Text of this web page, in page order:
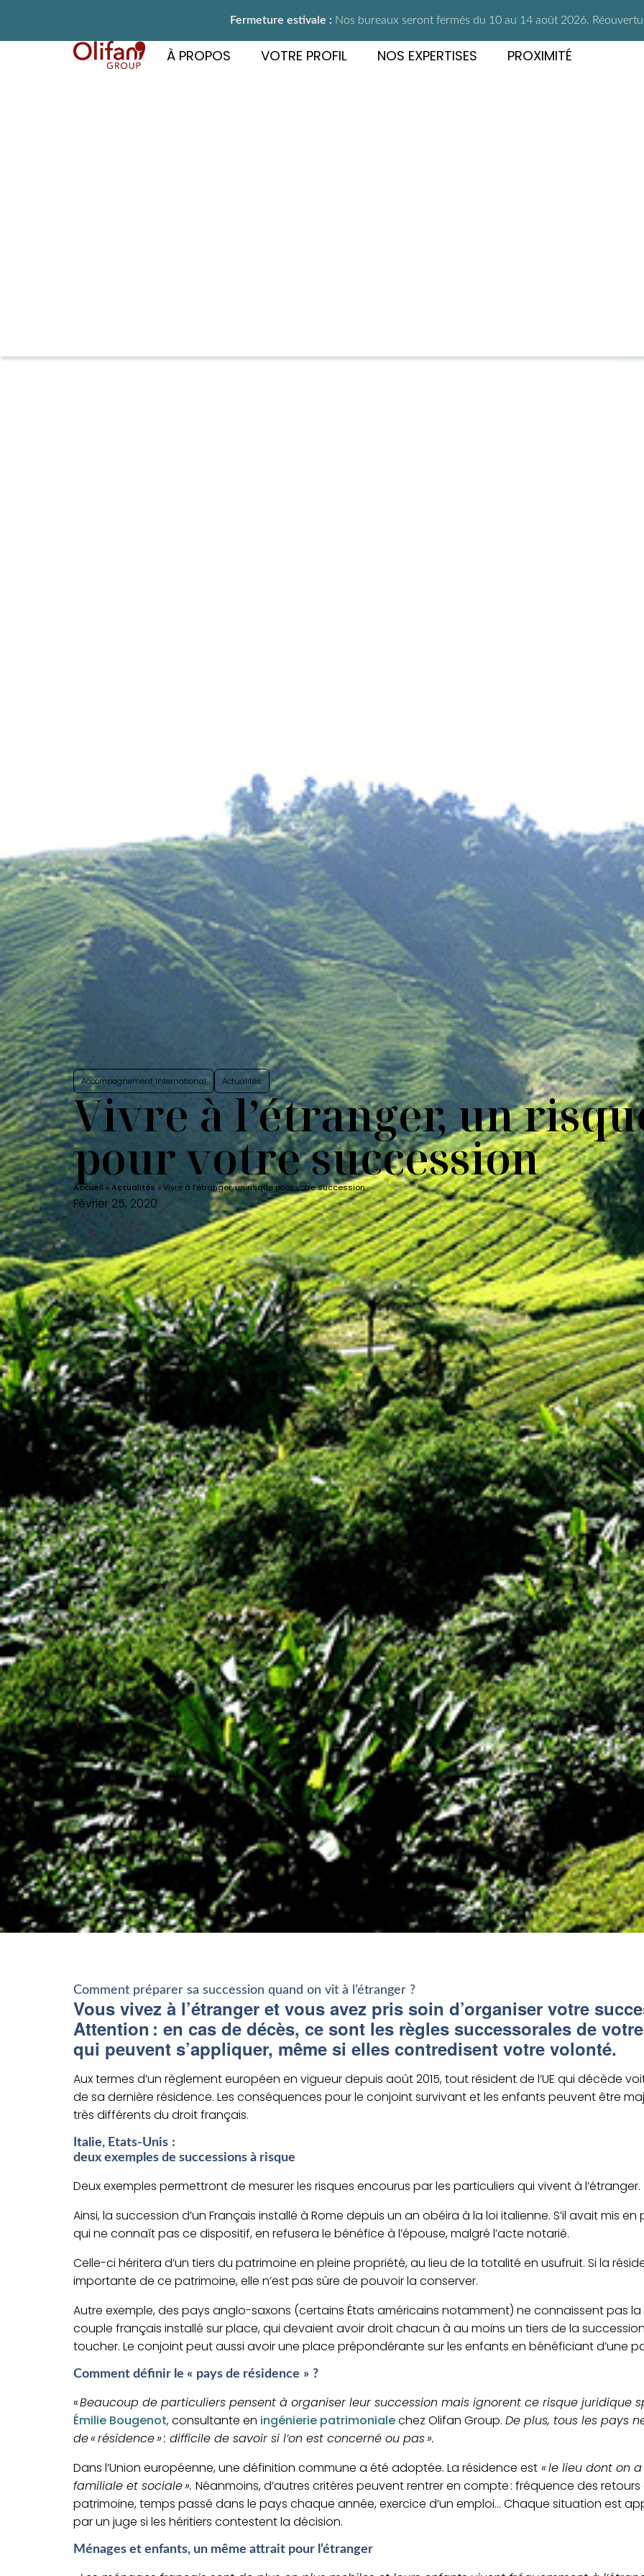
Fermeture estivale : Nos bureaux seront fermés du 10 au 14 août 2026.
À PROPOS VOTRE PROFIL NOS EXPERTISES PROXIMITÉ
Accompagnement International Actualités
Vivre à l’étranger, un
pour votre succession
Accueil»Actualités»Vivre à l’étranger, un risque pour votre succession
Février 25, 2020
Comment préparer sa succession quand on vit à l’étranger ?
Vous vivez à l’étranger et vous avez pris soin d’organiser votre
Attention : en cas de décès, ce sont les règles successorales de
qui peuvent s’appliquer, même si elles contredisent votre volonté.
Aux termes d’un règlement européen en vigueur depuis août 2015, toutrésidentde l’UE qui décède
de sa dernière résidence. Les conséquences pour le conjoint survivant et les enfants peuvent être
très différents du droit français.
Italie, Etats-Unis :
deux exemples de successions à risque
Deuxexemples permettront de mesurer les risques encourus par les particuliers qui vivent à l’étranger.
Ainsi, la succession d’un Français installé à Rome depuis un an obéira à la loi italienne. S’il avait mis en
qui ne connaît pas ce dispositif, en refusera le bénéfice à l’épouse, malgré l’acte notarié.
Celle-ci héritera d’un tiers du patrimoine en pleine propriété,au lieu de la totalité en usufruit. Si la
importante de ce patrimoine,elle n’est pas sûre de pouvoir la conserver.
Autre exemple, des pays anglo-saxons (certains États américains notamment) ne connaissent pas la
couple français installé sur place, qui devaientavoir droit chacun à au moins un tiers de la
toucher. Le conjoint peutaussi avoirune place prépondérante sur les enfants en bénéficiant d’une
Comment définir le « pays de résidence » ?
«Beaucoup de particuliers pensent à organiser leur succession mais ignorent ce risque juridique
Émilie Bougenot, consultante en ingénierie patrimonialechez Olifan Group. De plus, tous les pays
de«résidence»: difficile de savoir si l’on est concerné ou pas ».
Dans l’Union européenne, une définition commune a été adoptée. La résidence est « le lieu dont on
familiale et sociale ». Néanmoins, d’autres critères peuventrentrer en compte : fréquence des retours
patrimoine,temps passé dans le pays chaque année, exercice d’un emploi… Chaque situation est
par un juge si les héritiers contestent la décision.
Ménages et enfants, un même attrait pour l’étranger